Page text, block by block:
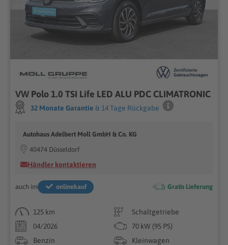
VW Polo 1.0 TSI Life LED ALU PDC CLIMATRONIC
32 Monate Garantie & 14 Tage Rückgabe
Autohaus Adelbert Moll GmbH & Co. KG
40474 Düsseldorf
Händler kontaktieren
auch im onlinekauf Gratis Lieferung
125 km
Schaltgetriebe
04/2026
70 kW (95 PS)
Benzin
Kleinwagen